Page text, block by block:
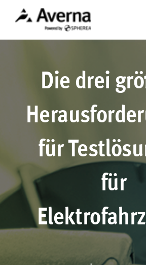
Die drei
für
für